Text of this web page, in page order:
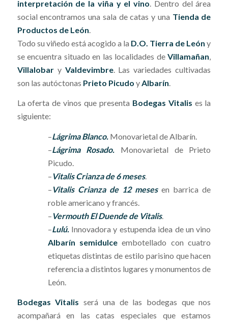
interpretación de la viña y el vino . Dentro del área
social encontramos una sala de catas y una Tienda de
Productos de León
Todo su viñedo está acogido a la D.O. Tierra de León y
se encuentra situado en las localidades deVillamañan
Villalobary Valdevimbre. Las variedades cultivadas
son las autóctonas Prieto Picudo y Albarín
La oferta de vinos que presenta Bodegas Vitalis es la
siguiente:
–Lágrima Blanco. Monovarietal de Albarín.
–Lágrima Rosado. Monovarietal de Prieto
Picudo.
– Vitalis Crianza de 6 meses.
– Vitalis Crianza de 12 mesesen barrica de
roble americano y francés.
– Vermouth El Duende de Vitalis.
–Lulú. Innovadora y estupenda idea de un vino
Albarín semidulce embotellado con cuatro
etiquetas distintas de estilo parisino que hacen
referencia a distintos lugares y monumentos de
León.
Bodegas Vitalis será una de las bodegas que nos
acompañará en las catas especiales que estamos